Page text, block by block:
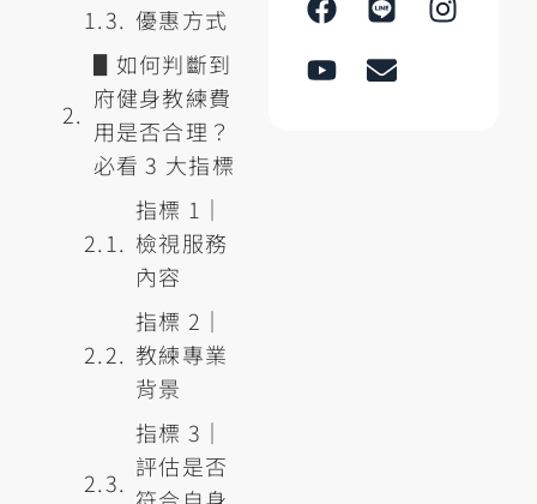
優惠方式
▋如何判斷到
府健身教練費
用是否合理？
必看 3 大指標
指標 1｜
檢視服務
內容
指標 2｜
教練專業
背景
指標 3｜
評估是否